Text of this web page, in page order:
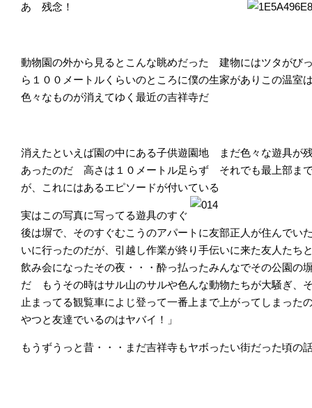
あ 残念！
動物園の外から見るとこんな眺めだった 建物にはツタがび
ら１００メートルくらいのところに僕の生家がありこの温室
色々なものが消えてゆく最近の吉祥寺だ
消えたといえば園の中にある子供遊園地 まだ色々な遊具が
あったのだ 高さは１０メートル足らず それでも最上部ま
が、これにはあるエピソードが付いている
実はこの写真に写ってる遊具のすぐ
後は塀で、そのすぐむこうのアパートに友部正人が住んで
いに行ったのだが、引越し作業が終り手伝いに来た友人 たち
飲み会になったその夜・・・酔っ払ったみんなでその公園の
だ もうその時はサル山のサルや色んな動物たちが大騒ぎ、
止まってる観覧車によじ登って一番上まで上がってしまっ
やつと友達でいるのはヤバイ！」
もうずうっと昔・・・まだ吉祥寺もヤボったい街だった頃の